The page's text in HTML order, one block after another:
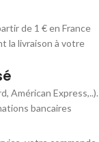
de 1 € en France
la livraison à votre
Américan Express,..).
bancaires